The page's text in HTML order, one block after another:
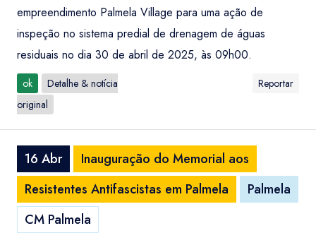
empreendimento Palmela Village para uma ação de
inspeção no sistema predial de drenagem de águas
residuais no dia 30 de abril de 2025, às 09h00.
ok
Detalhe & notícia
original
Reportar
16 Abr
Inauguração do Memorial aos
Resistentes Antifascistas em Palmela
Palmela
CM Palmela